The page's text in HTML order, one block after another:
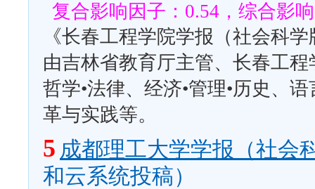
复合影响因子：0.54，综合影
《长春工程学院学报（社会科
由吉林省教育厅主管、长春工
哲学•法律、经济•管理•历史、
革与实践等。
5 成都理工大学学报（社会
和云系统投稿）